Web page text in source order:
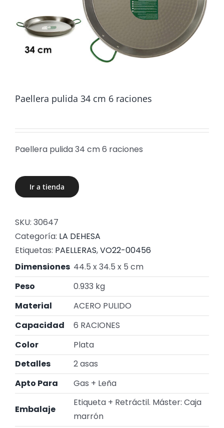
Paellera pulida 34 cm 6 raciones
Paellera pulida 34 cm 6 raciones
Ir a tienda
SKU: 30647
Categoría: LA DEHESA
Etiquetas: PAELLERAS,VO22-00456
Dimensiones 44.5 x 34.5 x 5 cm
Peso
0.933 kg
Material
ACERO PULIDO
Capacidad
6 RACIONES
Color
Plata
Detalles
2 asas
Apto Para
Gas + Leña
Embalaje
Etiqueta + Retráctil. Máster: Caja
marrón